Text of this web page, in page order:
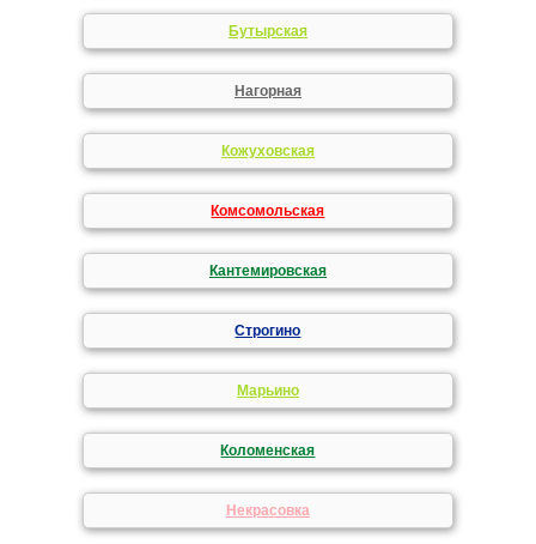
Бутырская
Нагорная
Кожуховская
Комсомольская
Кантемировская
Строгино
Марьино
Коломенская
Некрасовка